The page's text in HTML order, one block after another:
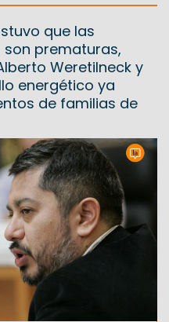
que las
prematuras,
Weretilneck y
energético ya
de familias de